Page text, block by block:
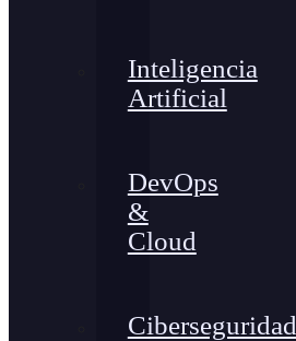
Inteligencia
Artificial
DevOps
&
Cloud
Ciberseguridad